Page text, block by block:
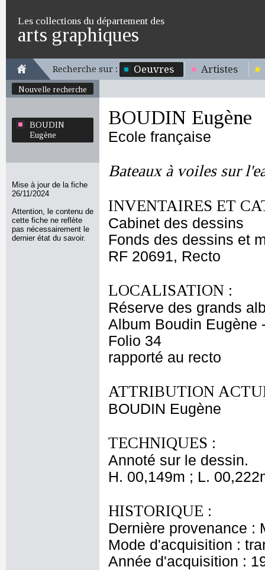
Les collections du département des
arts graphiques
Recherche sur : Oeuvres Artistes
Nouvelle recherche
BOUDIN
Eugène
Mise à jour de la fiche
26/11/2024
Attention, le contenu de
cette fiche ne reflète
pas nécessairement le
dernier état du savoir.
BOUDIN Eugène
Ecole française
Bateaux à voiles sur
INVENTAIRES ET
Cabinet des dessins
Fonds des dessins et
RF 20691, Recto
LOCALISATION :
Réserve des grands
Album Boudin Eugène
Folio 34
rapporté au recto
ATTRIBUTION
BOUDIN Eugène
TECHNIQUES :
Annoté sur le dessin.
H. 00,149m ; L.
HISTORIQUE :
Dernière provenance :
Mode d'acquisition :
Année d'acquisition :